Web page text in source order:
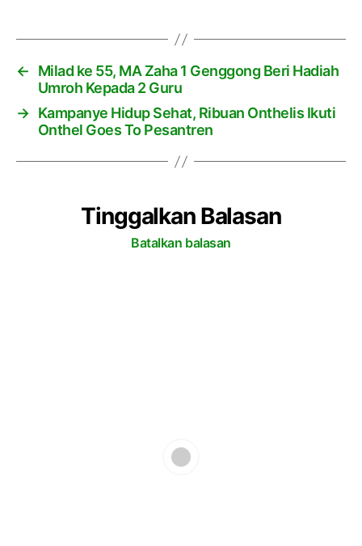
←
Milad ke 55, MA Zaha 1 Genggong Beri Hadiah
Umroh Kepada 2 Guru
→ Kampanye Hidup Sehat, Ribuan Onthelis Ikuti
Onthel Goes To Pesantren
Tinggalkan Balasan
Batalkan balasan